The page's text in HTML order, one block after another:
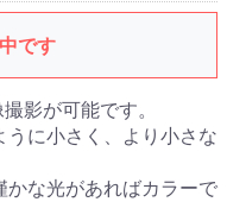
です
影が可能です。
に小さく、より小さな
かな光があればカラーで